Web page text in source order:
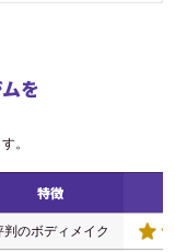
方まで
身もボ
手権大
」とし
など
を
。
特徴
判のボディメイク